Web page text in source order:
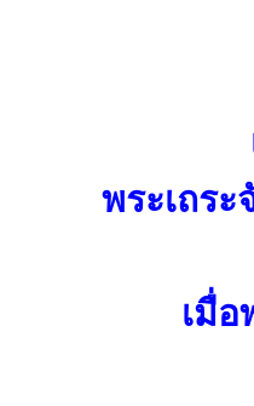
พระเถร
เมื่